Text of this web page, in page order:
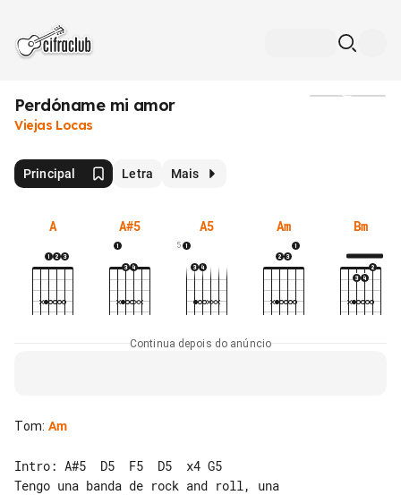
Perdóname mi amor
Viejas Locas
Principal Letra Mais
A A#5 A5
5
Am Bm
Continua depois do anúncio
Tom: Am
Intro: A#5  D5  F5  D5  x4 G5
Tengo una banda de rock and roll, una